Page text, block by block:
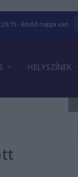
- Emőd napja van
HELYSZÍNEK